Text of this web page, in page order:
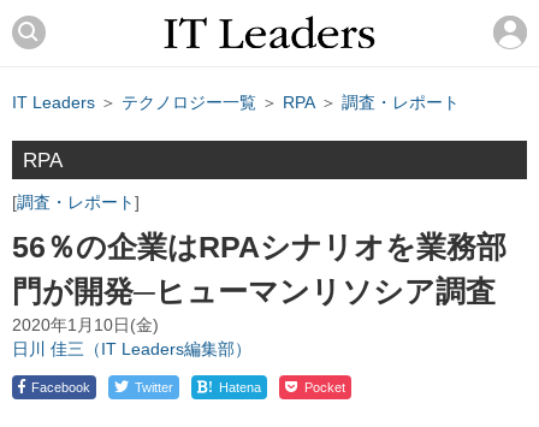
IT Leaders ＞ テクノロジー一覧 ＞ RPA ＞ 調査・レポート
RPA
調査・レポート
56％の企業はRPAシナリオを業務部
門が開発─ヒューマンリソシア調査
2020年1月10日(金)
日川 佳三（IT Leaders編集部）
Facebook Twitter ! Hatena Pocket